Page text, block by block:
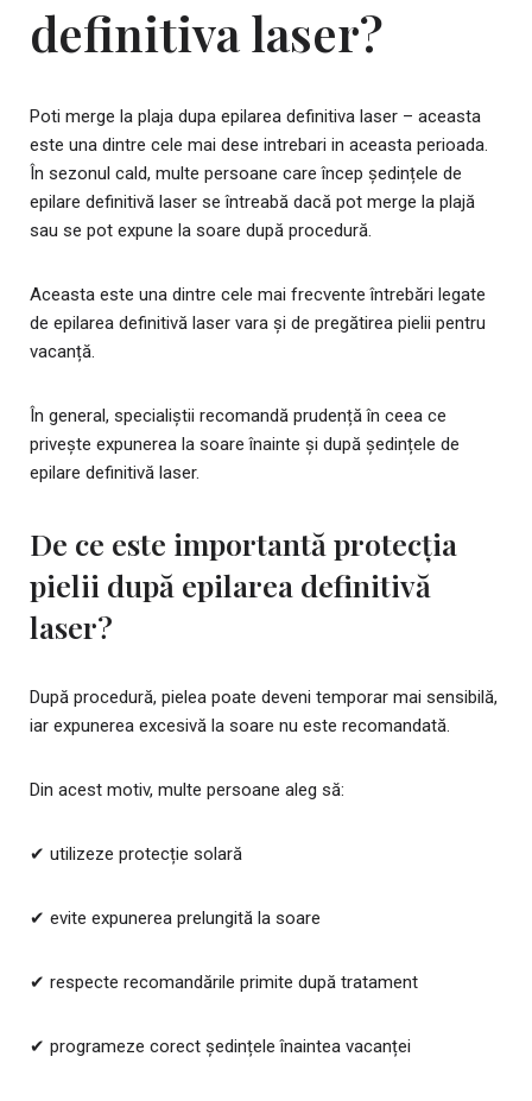
definitiva laser?
Poti merge la plaja dupa epilarea definitiva laser – aceasta
este una dintre cele mai dese intrebari in aceasta perioada.
În sezonul cald, multe persoane care încep ședințele de
epilare definitivă laser se întreabă dacă pot merge la plajă
sau se pot expune la soare după procedură.
Aceasta este una dintre cele mai frecvente întrebări legate
de epilarea definitivă laser vara și de pregătirea pielii pentru
vacanță.
În general, specialiștii recomandă prudență în ceea ce
privește expunerea la soare înainte și după ședințele de
epilare definitivă laser.
De ce este importantă protecția
pielii după epilarea definitivă
laser?
După procedură, pielea poate deveni temporar mai sensibilă,
iar expunerea excesivă la soare nu este recomandată.
Din acest motiv, multe persoane aleg să:
✔ utilizeze protecție solară
✔ evite expunerea prelungită la soare
✔ respecte recomandările primite după tratament
✔ programeze corect ședințele înaintea vacanței